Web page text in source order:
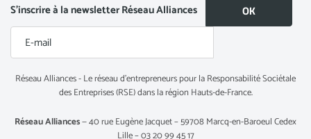
S’inscrire à la newsletter Réseau Alliances
Réseau Alliances - Le réseau d’entrepreneurs pour la Responsabilité Sociétale
des Entreprises (RSE) dans la région Hauts-de-France.
Réseau Alliances— 40 rue Eugène Jacquet – 59708 Marcq-en-Baroeul Cedex
Lille – 03 20 99 45 17